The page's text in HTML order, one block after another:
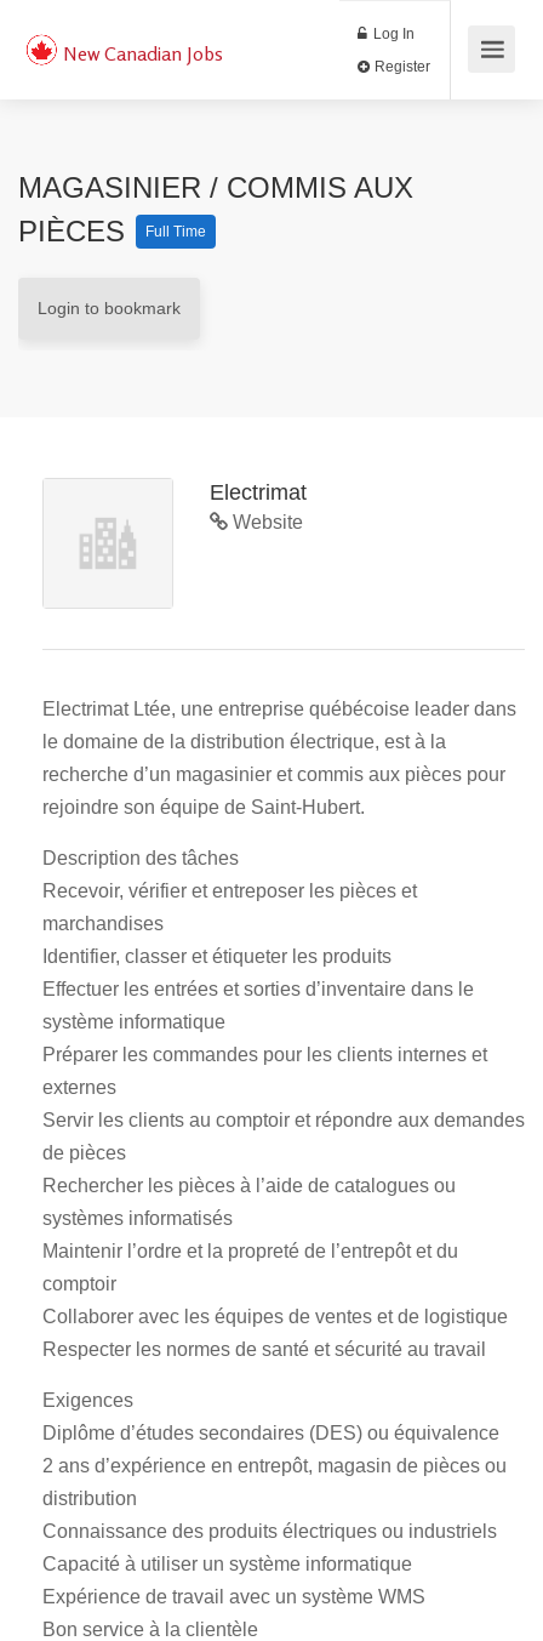
New Canadian Jobs
Log In
MAGASINIER / COMMIS AUX
PIÈCES
Full Time
Login to bookmark
Electrimat
Website
Electrimat Ltée, une entreprise québécoise leader dans
le domaine de la distribution électrique, est à la
recherche d’un magasinier et commis aux pièces pour
rejoindre son équipe de Saint-Hubert.
Description des tâches
Recevoir, vérifier et entreposer les pièces et
marchandises
Identifier, classer et étiqueter les produits
Effectuer les entrées et sorties d’inventaire dans le
système informatique
Préparer les commandes pour les clients internes et
externes
Servir les clients au comptoir et répondre aux demandes
de pièces
Rechercher les pièces à l’aide de catalogues ou
systèmes informatisés
Maintenir l’ordre et la propreté de l’entrepôt et du
comptoir
Collaborer avec les équipes de ventes et de logistique
Respecter les normes de santé et sécurité au travail
Exigences
Diplôme d’études secondaires (DES) ou équivalence
2 ans d’expérience en entrepôt, magasin de pièces ou
distribution
Connaissance des produits électriques ou industriels
Capacité à utiliser un système informatique
Expérience de travail avec un système WMS
Bon service à la clientèle